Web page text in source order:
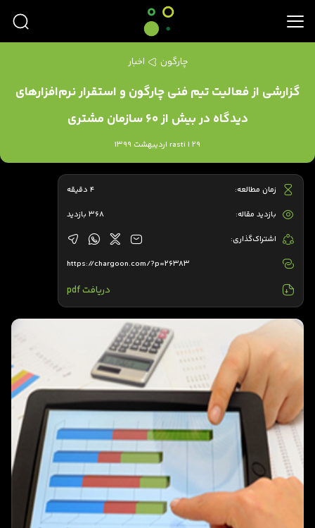
چارگون اخبار
گزارشی از فعالیت تیم فنی چارگون و استقرار نرم‌افزارهای
دیدگاه در بیش از ۶۰ سازمان مشتری
rasti | 29 اردیبهشت 1399
زمان مطالعه: 4 دقیقه
بازدید مقاله: 368 بازدید
اشتراک‌گذاری:
https://chargoon.com/?p=26383
دریافت pdf